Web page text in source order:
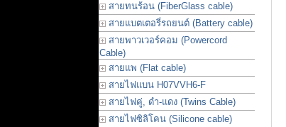
สายทนร้อน (FiberGlass cable)
สายแบตเตอรี่รถยนต์ (Battery cable)
สายพาวเวอร์คอม (Powercord
Cable)
สายแพ (Flat cable)
สายไฟแบน H07VVH6-F
สายไฟคู่, ดำ-แดง (Twins Cable)
สายไฟซิลิโคน (Silicone cable)